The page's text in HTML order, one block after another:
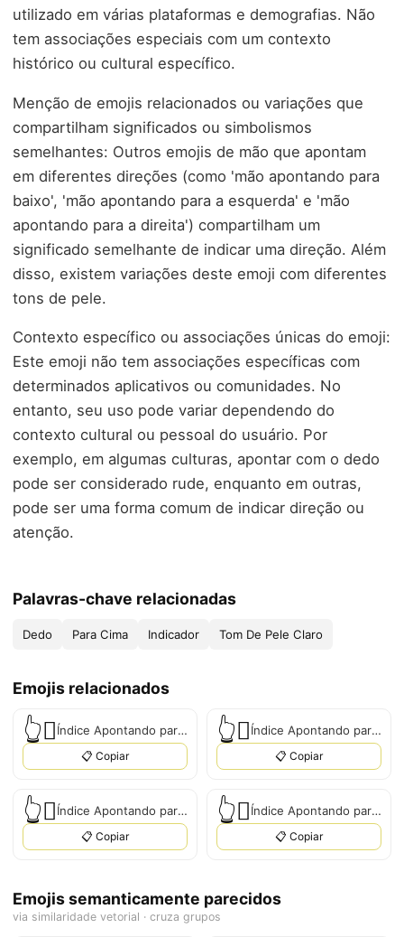
utilizado em várias plataformas e demografias. Não
tem associações especiais com um contexto
histórico ou cultural específico.
Menção de emojis relacionados ou variações que
compartilham significados ou simbolismos
semelhantes: Outros emojis de mão que apontam
em diferentes direções (como 'mão apontando para
baixo', 'mão apontando para a esquerda' e 'mão
apontando para a direita') compartilham um
significado semelhante de indicar uma direção. Além
disso, existem variações deste emoji com diferentes
tons de pele.
Contexto específico ou associações únicas do emoji:
Este emoji não tem associações específicas com
determinados aplicativos ou comunidades. No
entanto, seu uso pode variar dependendo do
contexto cultural ou pessoal do usuário. Por
exemplo, em algumas culturas, apontar com o dedo
pode ser considerado rude, enquanto em outras,
pode ser uma forma comum de indicar direção ou
atenção.
Palavras-chave relacionadas
Dedo Para Cima Indicador Tom De Pele Claro
Emojis relacionados
👆‍🏼 Índice Apontando para Cima: Tom de Pele Médio-Claro
📋 Copiar
👆‍🏽 Índice Apontando para Cima: Tom de Pele Médio
📋 Copiar
👆‍🏾 Índice Apontando para Cima: Tom de Pele Médio-Escuro
📋 Copiar
👆‍🏿 Índice Apontando para Cima: Tom de Pele Escuro
📋 Copiar
Emojis semanticamente parecidos
via similaridade vetorial · cruza grupos